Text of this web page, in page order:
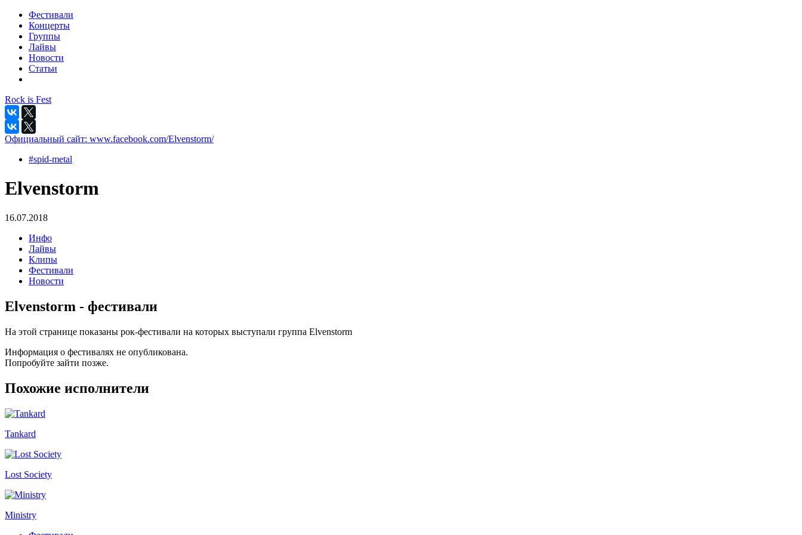
Фестивали
Концерты
Группы
Лайвы
Новости
Статьи
Rock is Fest
Официальный сайт: www.facebook.com/Elvenstorm/
#spid-metal
Elvenstorm
16.07.2018
Инфо
Лайвы
Клипы
Фестивали
Новости
Elvenstorm - фестивали
На этой странице показаны рок-фестивали на которых выступали группа Elvenstorm
Информация о фестивалях не опубликована.
Попробуйте зайти позже.
Похожие исполнители
Tankard
Lost Society
Ministry